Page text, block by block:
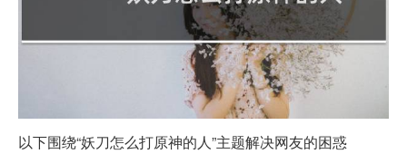
以下围绕“妖刀怎么打原神的人”主题解决网友的困惑